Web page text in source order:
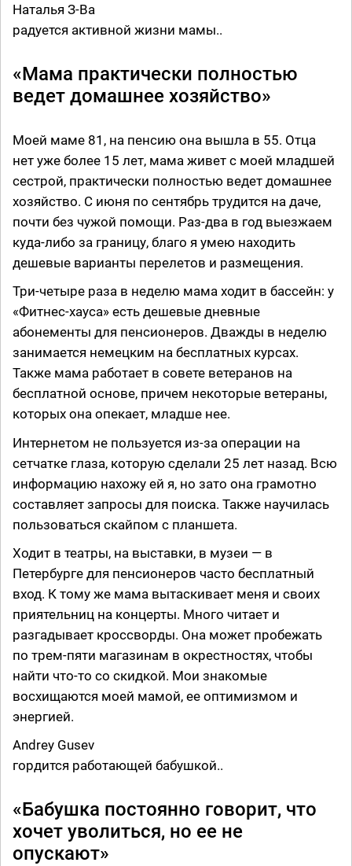
Наталья З-Ва
радуется активной жизни мамы..
«Мама практически полностью
ведет домашнее хозяйство»
Моей маме 81, на пенсию она вышла в 55. Отца
нет уже более 15 лет, мама живет с моей младшей
сестрой, практически полностью ведет домашнее
хозяйство. С июня по сентябрь трудится на даче,
почти без чужой помощи. Раз-два в год выезжаем
куда-либо за границу, благо я умею находить
дешевые варианты перелетов и размещения.
Три-четыре раза в неделю мама ходит в бассейн: у
«Фитнес-хауса» есть дешевые дневные
абонементы для пенсионеров. Дважды в неделю
занимается немецким на бесплатных курсах.
Также мама работает в совете ветеранов на
бесплатной основе, причем некоторые ветераны,
которых она опекает, младше нее.
Интернетом не пользуется из-за операции на
сетчатке глаза, которую сделали 25 лет назад. Всю
информацию нахожу ей я, но зато она грамотно
составляет запросы для поиска. Также научилась
пользоваться скайпом с планшета.
Ходит в театры, на выставки, в музеи — в
Петербурге для пенсионеров часто бесплатный
вход. К тому же мама вытаскивает меня и своих
приятельниц на концерты. Много читает и
разгадывает кроссворды. Она может пробежать
по трем-пяти магазинам в окрестностях, чтобы
найти что-то со скидкой. Мои знакомые
восхищаются моей мамой, ее оптимизмом и
энергией.
Andrey Gusev
гордится работающей бабушкой..
«Бабушка постоянно говорит, что
хочет уволиться, но ее не
опускают»